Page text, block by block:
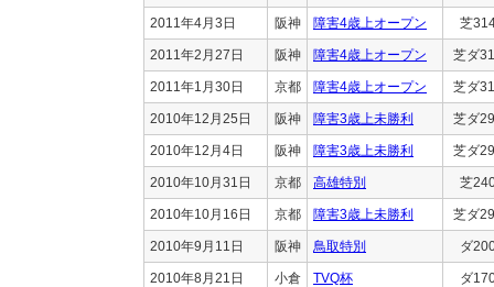
2011年4月3日 阪神 障害4歳上オープン 芝
2011年2月27日 阪神 障害4歳上オープン 芝ダ
2011年1月30日 京都 障害4歳上オープン 芝ダ
2010年12月25日 阪神 障害3歳上未勝利 芝ダ
2010年12月4日 阪神 障害3歳上未勝利 芝ダ
2010年10月31日 京都 高雄特別 芝
2010年10月16日 京都 障害3歳上未勝利 芝ダ
2010年9月11日 阪神 鳥取特別 ダ
2010年8月21日 小倉 TVQ杯 ダ